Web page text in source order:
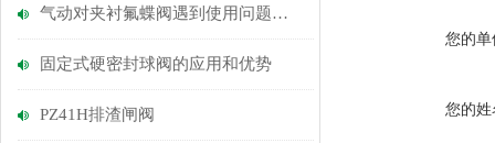
气动对夹衬氟蝶阀遇到使用问题该如何解决
固定式硬密封球阀的应用和优势
PZ41H排渣闸阀
您的单
您的姓